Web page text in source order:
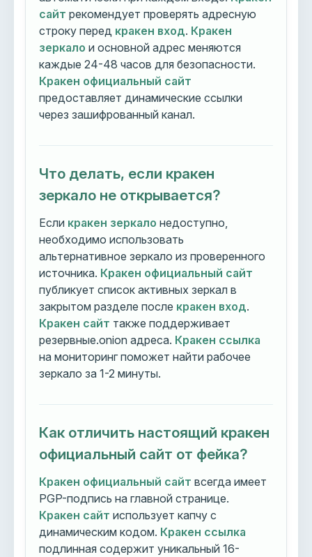
сайт рекомендует проверять адресную
строку перед кракен вход. Кракен
зеркало и основной адрес меняются
каждые 24-48 часов для безопасности.
Кракен официальный сайт
предоставляет динамические ссылки
через зашифрованный канал.
Что делать, если кракен
зеркало не открывается?
Если кракен зеркало недоступно,
необходимо использовать
альтернативное зеркало из проверенного
источника. Кракен официальный сайт
публикует список активных зеркал в
закрытом разделе после кракен вход.
Кракен сайт также поддерживает
резервные.onion адреса. Кракен ссылка
на мониторинг поможет найти рабочее
зеркало за 1-2 минуты.
Как отличить настоящий кракен
официальный сайт от фейка?
Кракен официальный сайт всегда имеет
PGP-подпись на главной странице.
Кракен сайт использует капчу с
динамическим кодом. Кракен ссылка
подлинная содержит уникальный 16-